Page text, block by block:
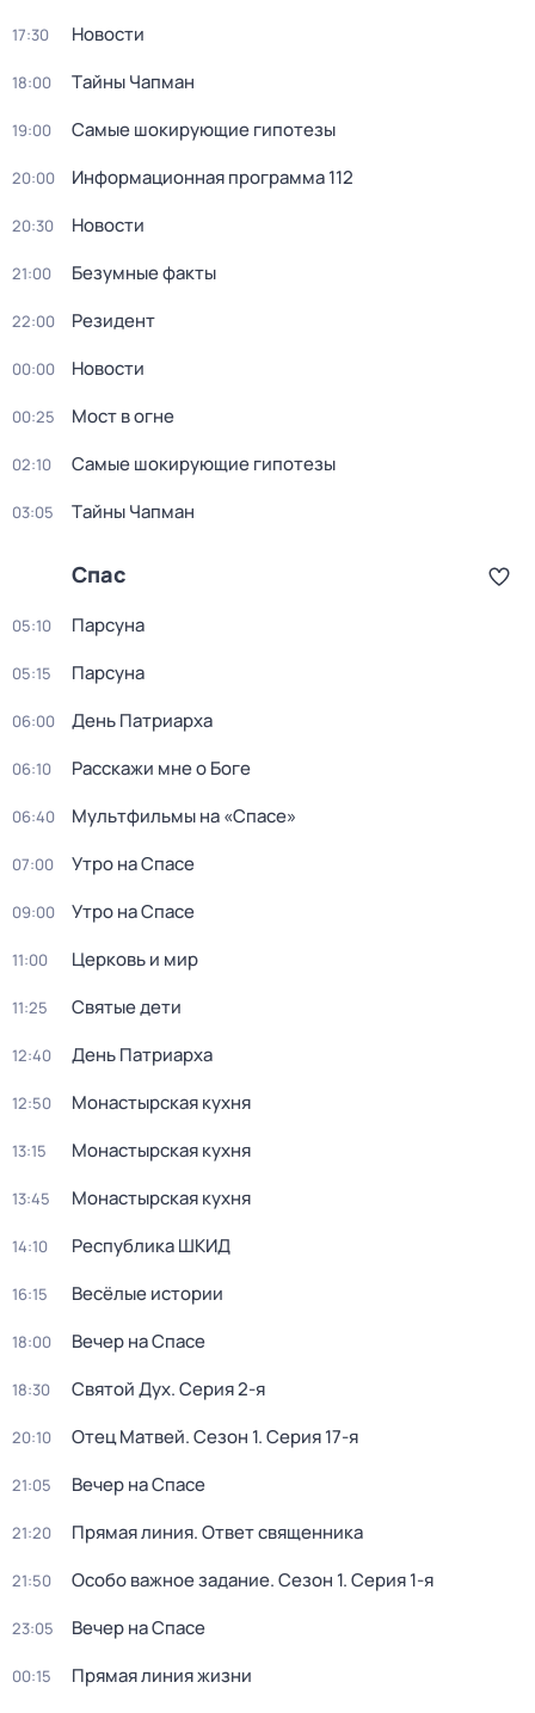
17:30 Новости
18:00 Тaйны Чапман
19:00 Самые шoкиpующие гипотезы
20:00 Информационная программа 112
20:30 Новости
21:00 Безумные факты
22:00 Резидент
00:00 Новости
00:25 Мост в огне
02:10 Самые шoкиpующие гипотезы
03:05 Тaйны Чапман
Спас
05:10 Парсуна
05:15 Парсуна
06:00 День Патриарха
06:10 Расскажи мне о Боге
06:40 Мультфильмы на «Спасе»
07:00 Утро на Спасе
09:00 Утро на Спасе
11:00 Церковь и мир
11:25 Святые дети
12:40 День Патриарха
12:50 Монастырская кухня
13:15 Монастырская кухня
13:45 Монастырская кухня
14:10 Республика ШКИД
16:15 Весёлые истории
18:00 Вечер на Спасе
18:30 Святой Дух. Серия 2-я
20:10 Отец Матвей. Сезон 1. Серия 17-я
21:05 Вечер на Спасе
21:20 Прямая линия. Ответ священника
21:50 Особо важное задание. Сезон 1. Серия 1-я
23:05 Вечер на Спасе
00:15
Прямая линия жизни